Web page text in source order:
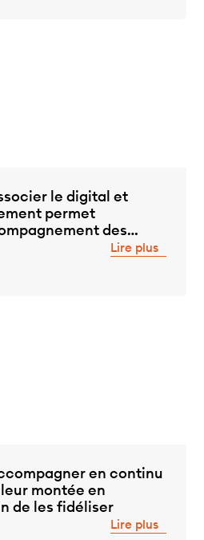
le digital et
permet
des
Lire plus
en continu
montée en
de les fidéliser
Lire plus